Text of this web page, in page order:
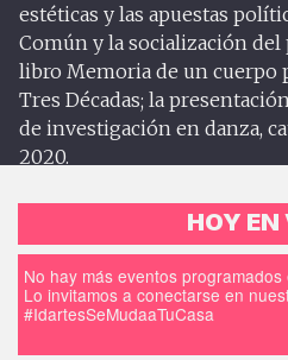
estéticas y las apuestas
Común y la socialización
libro Memoria de un cuerpo
Tres Décadas; la
de investigación en danza,
2020.
HOY EN
No hay más eventos
Lo invitamos a conectarse en
#IdartesSeMudaaTuCasa